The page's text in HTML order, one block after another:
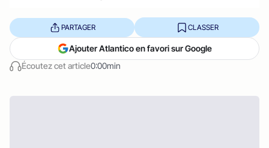
Écoutez cet article0:00min
PARTAGER CLASSER
Ajouter Atlantico en favori sur Google